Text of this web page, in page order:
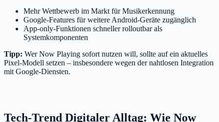
Mehr Wettbewerb im Markt für Musikerkennung
Google-Features für weitere Android-Geräte zugänglich
App-only-Funktionen schneller rolloutbar als
Systemkomponenten
Tipp: Wer Now Playing sofort nutzen will, sollte auf ein aktuelles
Pixel-Modell setzen – insbesondere wegen der nahtlosen Integration
mit Google-Diensten.
Tech-Trend Digitaler Alltag: Wie Now